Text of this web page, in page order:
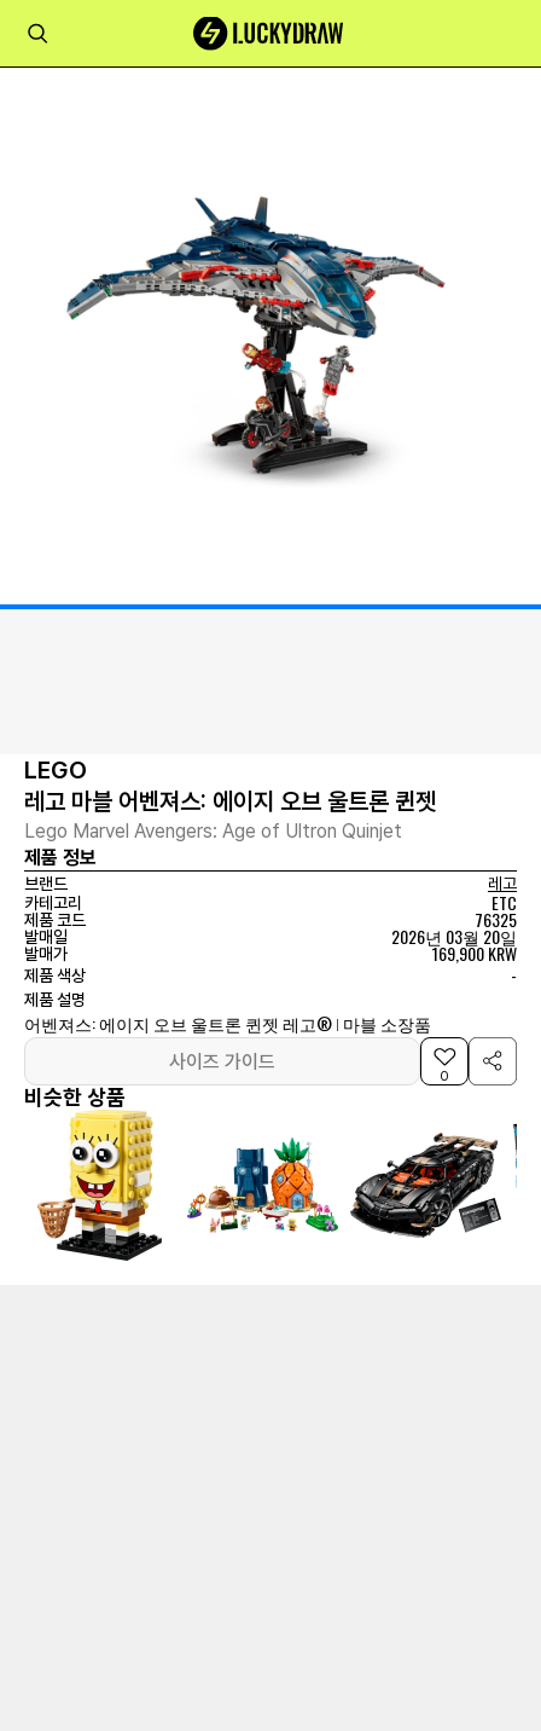
LEGO
레고 마블 어벤져스: 에이지 오브 울트론 퀸젯
Lego Marvel Avengers: Age of Ultron Quinjet
제품 정보
브랜드
레고
카테고리
ETC
제품 코드 76325
발매일 2026년 03월 20일
발매가 169,900 KRW
제품 색상 -
제품 설명
어벤져스: 에이지 오브 울트론 퀸젯 레고® ǀ 마블 소장품
사이즈 가이드
0
비슷한 상품